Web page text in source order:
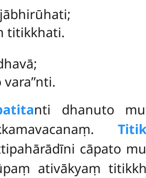
titikkhati.
nti dhanuto
cāpato
ativākyaṃ